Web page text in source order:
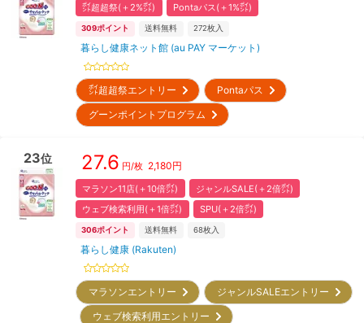
㌽超超祭(＋2%㌽) Pontaパス(＋1%㌽)
309ポイント 送料無料 272枚入
暮らし健康ネット館 (au PAY マーケット)
㌽超超祭エントリー
Pontaパス
グーンポイントプログラム
23位 27.6 円/枚 2,180円
マラソン11店(＋10倍㌽)
ジャンルSALE(＋2倍㌽)
ウェブ検索利用(＋1倍㌽)
SPU(＋2倍㌽)
306ポイント 送料無料 68枚入
暮らし健康 (Rakuten)
マラソンエントリー
ジャンルSALEエントリー
ウェブ検索利用エントリー